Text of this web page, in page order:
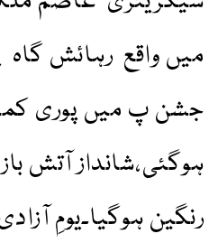
میں واقع رہائش گاہ
جشن پ میں پوری
ہوگئی،شانداز آتش
رنگین ہوگیا۔یومِ